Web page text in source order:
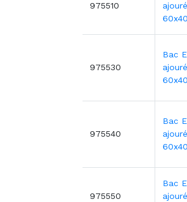
975510
ajouré
975530
Bac
ajouré
975540
Bac
ajouré
975550
Bac
ajouré